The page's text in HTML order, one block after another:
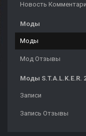
Новость
Моды
Моды
Мод Отзывы
Моды S.T.A.L.K.E.R.
Записи
Запись Отзывы